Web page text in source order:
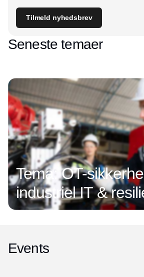
Tilmeld nyhedsbrev
Seneste temaer
Tema: OT-
industriel IT &
Events